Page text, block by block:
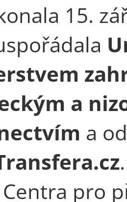
15.
a
a
pro